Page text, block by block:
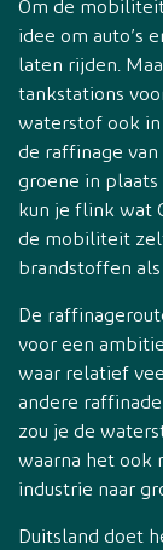
Om de
idee om auto’s
laten rijden.
tankstations
waterstof ook
de raffinage
groene in
kun je flink wat
de mobiliteit
brandstoffen
De
voor een
waar relatief
andere
zou je de
waarna het ook
industrie naar
Duitsland doet